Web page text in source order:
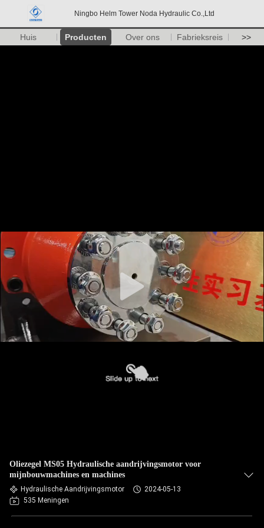
Ningbo Helm Tower Noda Hydraulic Co.,Ltd
Huis Producten Over ons Fabrieksreis >>
Oliezegel MS05 Hydraulische aandrijvingsmotor voor
mijnbouwmachines en machines
Hydraulische Aandrijvingsmotor
2024-05-13
535 Meningen